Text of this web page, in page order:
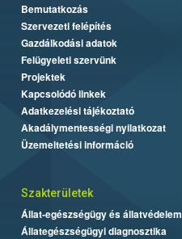
Bemutatkozás
Szervezeti felépítés
Gazdálkodási adatok
Felügyeleti szervünk
Projektek
Kapcsolódó linkek
Adatkezelési tájékoztató
Akadálymentességi nyilatkozat
Üzemeltetési információ
Szakterületek
Állat-egészségügy és állatvédelem
Állategészségügyi diagnosztika